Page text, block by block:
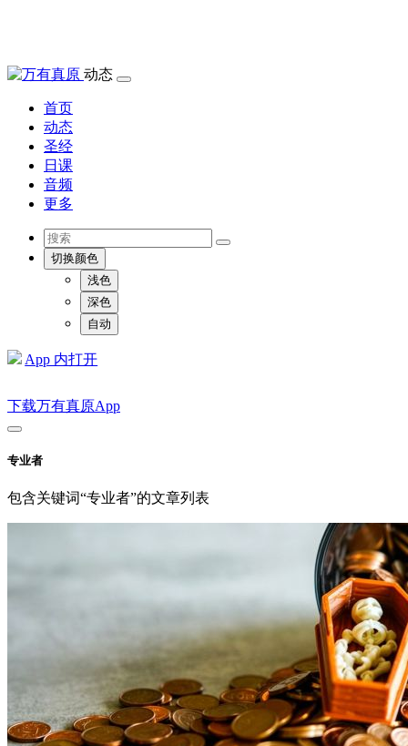
动态
首页
动态
圣经
日课
音频
更多
切换颜色
浅色
深色
自动
App 内打开
下载万有真原App
专业者
包含关键词“专业者”的文章列表